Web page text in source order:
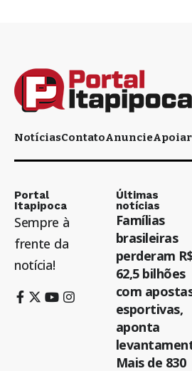
NotíciasContatoAnuncieApoiar
Portal
Itapipoca
Sempre à
frente da
notícia!
Últimas
notícias
Famílias
brasileiras
perderam
62,5 bilhões
com
esportivas,
aponta
Mais de 830